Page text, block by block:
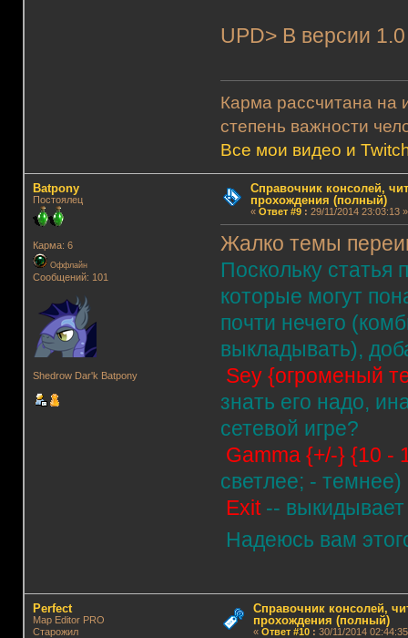
UPD> В версии
Карма рассчитана на
степень важности
Все мои видео и
Batpony
Постоялец
Карма: 6
Оффлайн
Сообщений: 101
Shedrow Dar'k Batpony
Справочник консолей,
прохождения (полный)
« Ответ #9: 29/11/2014 23:03:13 »
Жалко темы
Поскольку
которые могут
почти нечего
выкладывать),
Sey {огроменый
знать его надо,
сетевой игре?
Gamma {+/-} {10 -
светлее; - темнее)
Exit-- выкидывает
Надеюсь вам
Perfect
Map Editor PRO
Старожил
Справочник консолей,
прохождения (полный)
« Ответ #10: 30/11/2014